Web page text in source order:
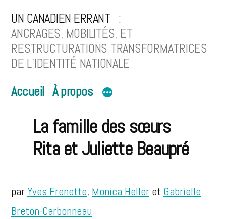
contenu
UN CANADIEN ERRANT
ANCRAGES, MOBILITÉS, ET
RESTRUCTURATIONS TRANSFORMATRICES
DE L’IDENTITÉ NATIONALE
Accueil À propos
La famille des sœurs
Rita et Juliette Beaupré
par Yves Frenette, Monica Heller et Gabrielle
Breton-Carbonneau